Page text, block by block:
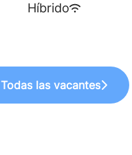
Híbrido
Todas las vacantes